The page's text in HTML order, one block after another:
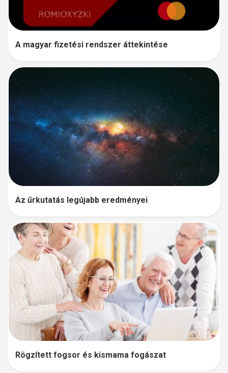
A magyar fizetési rendszer áttekintése
Az űrkutatás legújabb eredményei
Rögzített fogsor és kismama fogászat